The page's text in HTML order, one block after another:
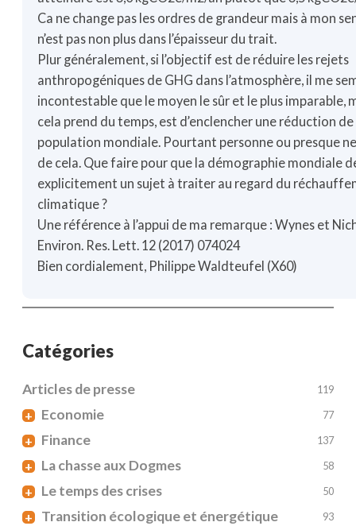
Ca ne change pas les ordres de grandeur mais à mon
n’est pas non plus dans l’épaisseur du trait.
Plur généralement, si l’objectif est de réduire les rejets
anthropogéniques de GHG dans l’atmosphère, il me
incontestable que le moyen le sûr et le plus imparable,
cela prend du temps, est d’enclencher une réduction de
population mondiale. Pourtant personne ou presque
de cela. Que faire pour que la démographie mondiale
explicitement un sujet à traiter au regard du
climatique ?
Une référence à l’appui de ma remarque : Wynes et
Environ. Res. Lett. 12 (2017) 074024
Bien cordialement, Philippe Waldteufel (X60)
Catégories
Articles de presse 119
+ Economie 77
+ Finance 137
+ La chasse aux Dogmes 58
+ Le temps des crises 50
+ Transition écologique et énergétique 93